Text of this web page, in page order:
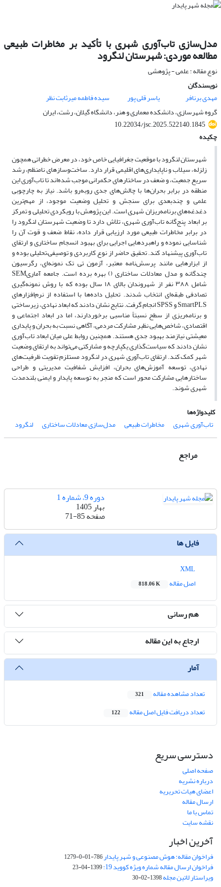
مدل‌سازی تاب‌آوری شهری با تأکید بر مخاطرات طبیعی
مطالعه موردی: شهرستان لنگرود
نوع مقاله : علمی - پژوهشی
نویسندگان
مهدی برنافر
یاسر قلی پور
سیده فاطمه میرثابت نظر
گروه شهرسازی، دانشکده معماری و هنر، دانشگاه گیلان، رشت، ایران
10.22034/jsc.2025.522140.1845
چکیده
شهرستان لنگرود با موقعیت جغرافیایی خاص خود، در معرض خطراتی همچون
زلزله، سیلاب و ناپایداری‌های اقلیمی قرار دارد. ساخت‌وسازهای نامنظم، رشد
سریع جمعیت، و ضعف در ساختارهای حکمرانی موجب شده‌اند تا تاب‌آوری این
منطقه در برابر بحران‌ها با چالش‌های جدی روبه‌رو باشد. نیاز به چارچوبی
علمی و چندبعدی برای سنجش و تحلیل وضعیت موجود، از مهم‌ترین
دغدغه‌های برنامه‌ریزان شهری است. این پژوهش با رویکردی تحلیلی و تمرکز
بر ابعاد پنج‌گانه تاب‌آوری شهری، تلاش دارد تا وضعیت شهرستان لنگرود را
در برابر مخاطرات طبیعی مورد ارزیابی قرار داده، نقاط ضعف و قوت آن را
شناسایی نموده و راهبردهایی اجرایی برای بهبود انسجام ساختاری و ارتقای
تاب‌آوری پیشنهاد کند. تحقیق حاضر از نوع کاربردی و توصیفی–تحلیلی بوده و
از ابزارهایی مانند پرسش‌نامه معتبر، آزمون تی تک نمونه‌ای، رگرسیون
چندگانه و مدل معادلات ساختاری ( SEM) بهره برده است. جامعه آماری
شامل ۳۸۸ نفر از شهروندان بالای ۱۸ سال بوده که با روش نمونه‌گیری
تصادفی طبقه‌ای انتخاب شدند. تحلیل داده‌ها با استفاده از نرم‌افزارهای
SPSSوSmartPLS انجام گرفت. نتایج نشان دادند که ابعاد نهادی، زیرساختی
و برنامه‌ریزی از سطح نسبتاً مناسبی برخوردارند، اما در ابعاد اجتماعی و
اقتصادی، شاخص‌هایی نظیر مشارکت مردمی، آگاهی نسبت به بحران و پایداری
معیشتی نیازمند بهبود جدی هستند. همچنین روابط علی میان ابعاد تاب‌آوری
نشان دادند که سیاست‌گذاری یکپارچه و مشارکتی می‌تواند به ارتقای وضعیت
شهر کمک کند. ارتقای تاب‌آوری شهری در لنگرود مستلزم تقویت ظرفیت‌های
نهادی، توسعه آموزش‌های بحران، افزایش شفافیت مدیریتی و طراحی
ساختارهایی مشارکت محور است که منجر به توسعه پایدار و ایمنی بلندمدت
شهری شوند.
کلیدواژه‌ها
تاب‌آوری شهری
مخاطرات طبیعی مدل‌سازی معادلات ساختاری لنگرود
مراجع
دوره 9، شماره 1
بهار 1405
صفحه71-85
فایل ها
اصل مقاله
818.06 K
هم رسانی
ارجاع به این مقاله
آمار
تعداد مشاهده مقاله 321
تعداد دریافت فایل اصل مقاله 122
دسترسی سریع
صفحه اصلی
درباره نشریه
اعضای هیات تحریریه
ارسال مقاله
تماس با ما
نقشه سایت
آخرین اخبار
فراخوان مقاله: هوش مصنوعی و شهر پایدار786-01-0-1279
فراخوان ارسال مقاله شماره ویژه کووید 19: 1399-04-23
ویراستار لاتین مجله1398-02-30